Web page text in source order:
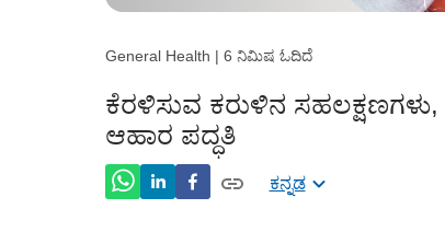
General Health | 6 ನಿಮಿಷ ಓದಿದೆ
ಕೆರಳಿಸುವ ಕರುಳಿನ ಸಹಲಕ್ಷಣಗಳು,
ಆಹಾರ ಪದ್ಧತಿ
ಕನ್ನಡ